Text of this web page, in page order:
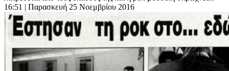
16:51 | Παρασκευή 25 Νοεμβρίου 2016